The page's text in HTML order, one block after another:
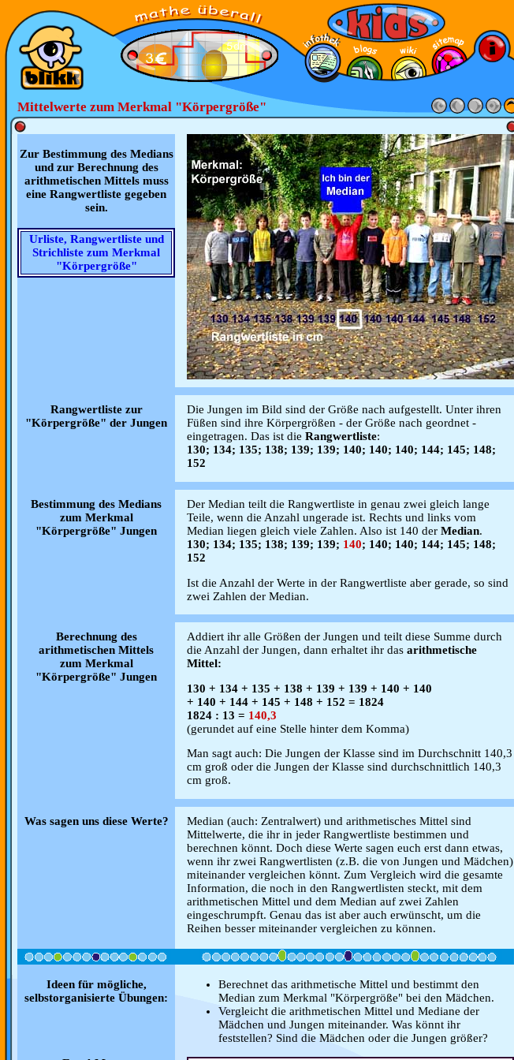
Mittelwerte zum Merkmal "Körpergröße"
Zur Bestimmung des Medians
und zur Berechnung des
arithmetischen Mittels muss
eine Rangwertliste gegeben
sein.
Urliste, Rangwertliste und
Strichliste zum Merkmal
"Körpergröße"
Rangwertliste zur
"Körpergröße" der Jungen
Die Jungen im Bild sind der Größe nach aufgestellt. Unter ihren
Füßen sind ihre Körpergrößen - der Größe nach geordnet -
eingetragen. Das ist die Rangwertliste:
130; 134; 135; 138; 139; 139; 140; 140; 140; 144; 145; 148;
152
Bestimmung des Medians
zum Merkmal
"Körpergröße" Jungen
Der Median teilt die Rangwertliste in genau zwei gleich lange
Teile, wenn die Anzahl ungerade ist. Rechts und links vom
Median liegen gleich viele Zahlen. Also ist 140 der Median.
130; 134; 135; 138; 139; 139; 140; 140; 140; 144; 145; 148;
152
Ist die Anzahl der Werte in der Rangwertliste aber gerade, so sind
zwei Zahlen der Median.
Berechnung des
arithmetischen Mittels
zum Merkmal
"Körpergröße" Jungen
Addiert ihr alle Größen der Jungen und teilt diese Summe durch
die Anzahl der Jungen, dann erhaltet ihr das arithmetische
Mittel:
130 + 134 + 135 + 138 + 139 + 139 + 140 + 140
+ 140 + 144 + 145 + 148 + 152 = 1824
1824 : 13 = 140,3
(gerundet auf eine Stelle hinter dem Komma)
Man sagt auch: Die Jungen der Klasse sind im Durchschnitt 140,3
cm groß oder die Jungen der Klasse sind durchschnittlich 140,3
cm groß.
Was sagen uns diese Werte?
Median (auch: Zentralwert) und arithmetisches Mittel sind
Mittelwerte, die ihr in jeder Rangwertliste bestimmen und
berechnen könnt. Doch diese Werte sagen euch erst dann etwas,
wenn ihr zwei Rangwertlisten (z.B. die von Jungen und Mädchen)
miteinander vergleichen könnt. Zum Vergleich wird die gesamte
Information, die noch in den Rangwertlisten steckt, mit dem
arithmetischen Mittel und dem Median auf zwei Zahlen
eingeschrumpft. Genau das ist aber auch erwünscht, um die
Reihen besser miteinander vergleichen zu können.
Ideen für mögliche,
selbstorganisierte Übungen:
Berechnet das arithmetische Mittel und bestimmt den
Median zum Merkmal "Körpergröße" bei den Mädchen.
Vergleicht die arithmetischen Mittel und Mediane der
Mädchen und Jungen miteinander. Was könnt ihr
feststellen? Sind die Mädchen oder die Jungen größer?